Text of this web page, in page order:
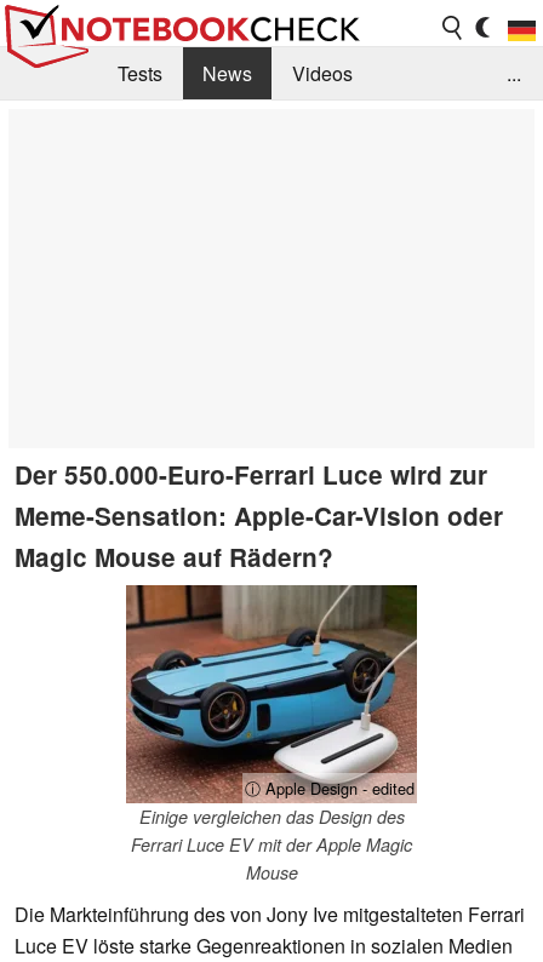
Tests News
Videos
...
Der 550.000-Euro-Ferrari Luce wird zur
Meme-Sensation: Apple-Car-Vision oder
Magic Mouse auf Rädern?
ⓘ Apple Design - edited
Einige vergleichen das Design des
Ferrari Luce EV mit der Apple Magic
Mouse
Die Markteinführung des von Jony Ive mitgestalteten Ferrari
Luce EV löste starke Gegenreaktionen in sozialen Medien